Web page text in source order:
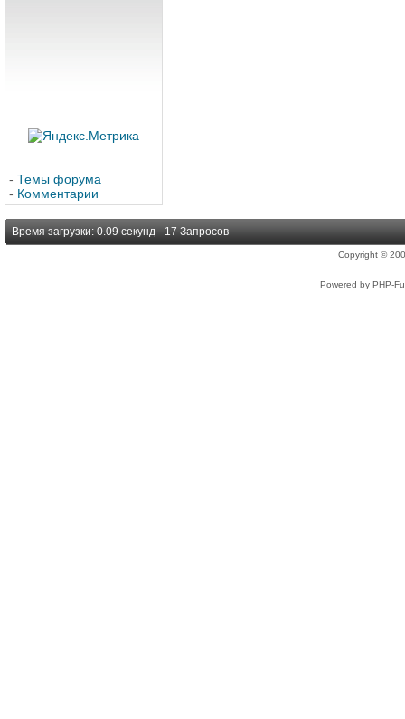
- Темы форума
- Комментарии
Время загрузки: 0.09 секунд - 17 Запросов
Copyright ©
Powered by PHP-